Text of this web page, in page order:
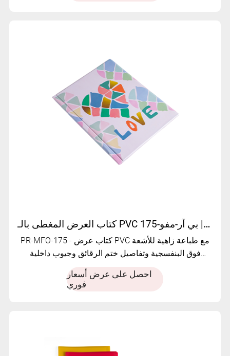
كتاب العرض المغطى بالـ PVC المطبوع | بي آر-مفو-175
PR-MFO-175 - كتاب عرض PVC مع طباعة زاهية للأشعة
فوق البنفسجية وتفاصيل ختم الرقائق وجيوب داخلية
بصريًا
احصل على عرض أسعار
فوري